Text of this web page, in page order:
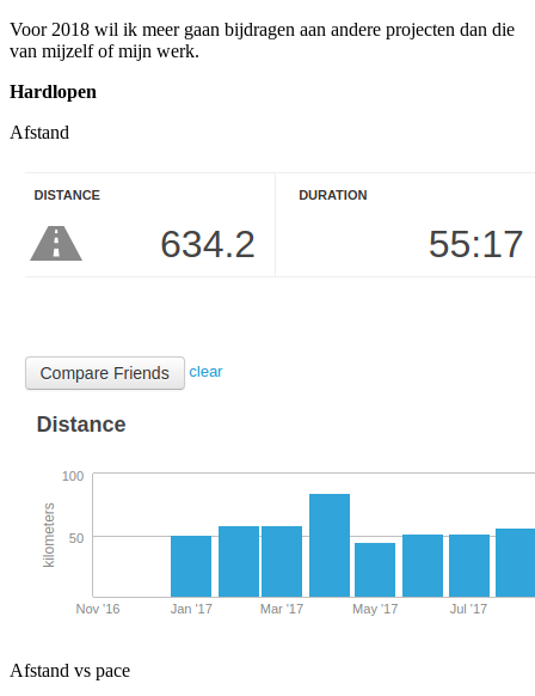
Voor 2018 wil ik meer gaan bijdragen aan andere projecten dan die
van mijzelf of mijn werk.
Hardlopen
Afstand
Afstand vs pace